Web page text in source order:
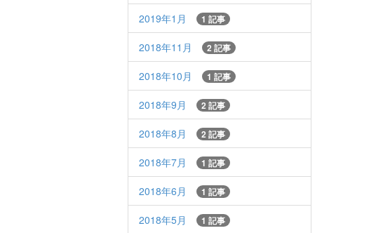
2019年1月 1 記事
2018年11月 2 記事
2018年10月 1 記事
2018年9月 2 記事
2018年8月 2 記事
2018年7月 1 記事
2018年6月 1 記事
2018年5月 1 記事